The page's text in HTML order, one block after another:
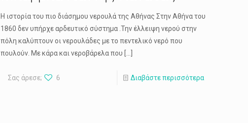
Η ιστορία του πιο διάσημου νερουλά της Αθήνας Στην Αθήνα του
1860 δεν υπήρχε αρδευτικό σύστημα .Την έλλειψη νερού στην
πόλη καλύπτουν οι νερουλάδες με το πεντελικό νερό που
πουλούν. Με κάρα και νεροβάρελα που
Σας άρεσε; 6 Διαβάστε περισσότερα